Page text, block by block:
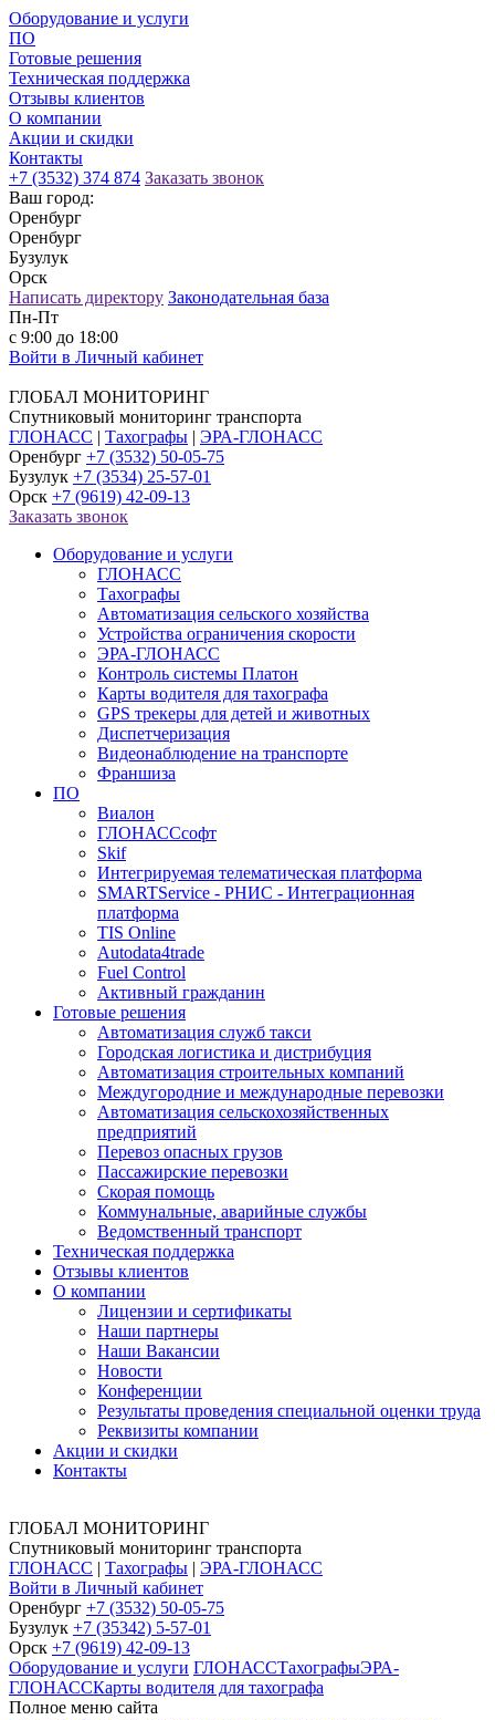
Оборудование и услуги
ПО
Готовые решения
Техническая поддержка
Отзывы клиентов
О компании
Акции и скидки
Контакты
+7 (3532) 374 874 Заказать звонок
Ваш город:
Оренбург
Оренбург
Бузулук
Орск
Написать директору Законодательная база
Пн-Пт
с 9:00 до 18:00
Войти в Личный кабинет
ГЛОБАЛ МОНИТОРИНГ
Спутниковый мониторинг транспорта
ГЛОНАСС | Тахографы | ЭРА-ГЛОНАСС
Оренбург +7 (3532) 50-05-75
Бузулук +7 (3534) 25-57-01
Орск +7 (9619) 42-09-13
Заказать звонок
Оборудование и услуги
ГЛОНАСС
Тахографы
Автоматизация сельского хозяйства
Устройства ограничения скорости
ЭРА-ГЛОНАСС
Контроль системы Платон
Карты водителя для тахографа
GPS трекеры для детей и животных
Диспетчеризация
Видеонаблюдение на транспорте
Франшиза
ПО
Виалон
ГЛОНАССсофт
Skif
Интегрируемая телематическая платформа
SMARTService - РНИС - Интеграционная
платформа
TIS Online
Autodata4trade
Fuel Control
Активный гражданин
Готовые решения
Автоматизация служб такси
Городская логистика и дистрибуция
Автоматизация строительных компаний
Междугородние и международные перевозки
Автоматизация сельскохозяйственных
предприятий
Перевоз опасных грузов
Пассажирские перевозки
Скорая помощь
Коммунальные, аварийные службы
Ведомственный транспорт
Техническая поддержка
Отзывы клиентов
О компании
Лицензии и сертификаты
Наши партнеры
Наши Вакансии
Новости
Конференции
Результаты проведения специальной оценки труда
Реквизиты компании
Акции и скидки
Контакты
ГЛОБАЛ МОНИТОРИНГ
Спутниковый мониторинг транспорта
ГЛОНАСС | Тахографы | ЭРА-ГЛОНАСС
Войти в Личный кабинет
Оренбург +7 (3532) 50-05-75
Бузулук +7 (35342) 5-57-01
Орск +7 (9619) 42-09-13
Оборудование и услуги ГЛОНАССТахографыЭРА-
ГЛОНАССКарты водителя для тахографа
Полное меню сайта